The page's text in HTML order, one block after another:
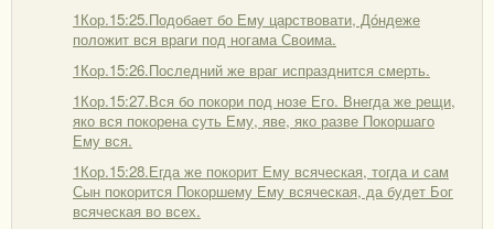
1Кор.15:25.Подобает бо Ему царствовати, Дóндеже
положит вся враги под ногама Своима.
1Кор.15:26.Последний же враг испразднится смерть.
1Кор.15:27.Вся бо покори под нозе Его. Внегда же рещи,
яко вся покорена суть Ему, яве, яко разве Покоршаго
Ему вся.
1Кор.15:28.Егда же покорит Ему всяческая, тогда и сам
Сын покорится Покоршему Ему всяческая, да будет Бог
всяческая во всех.